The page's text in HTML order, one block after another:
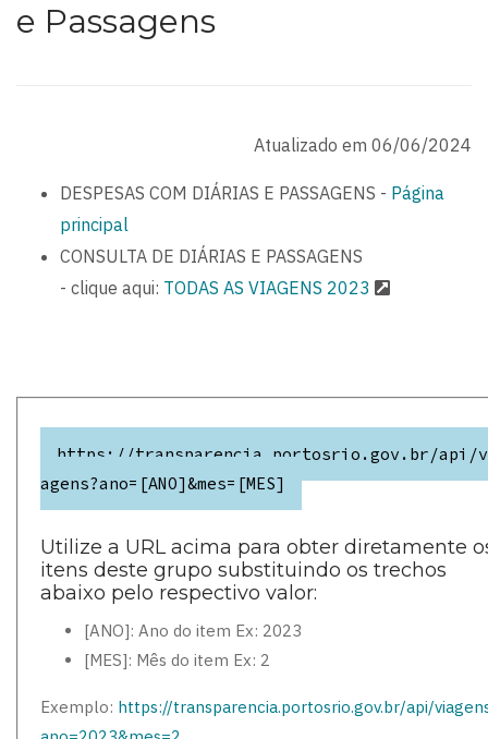
e Passagens
Atualizado em 06/06/2024
DESPESAS COM DIÁRIAS E PASSAGENS - Página
principal
CONSULTA DE DIÁRIAS E PASSAGENS
- clique aqui: TODAS AS VIAGENS 2023
https://transparencia.portosrio.gov.br/api/
agens?ano=[ANO]&mes=[MES]
Utilize a URL acima para obter diretamente
itens deste grupo substituindo os trechos
abaixo pelo respectivo valor:
[ANO]: Ano do item Ex: 2023
[MES]: Mês do item Ex: 2
Exemplo: https://transparencia.portosrio.gov.br/api/